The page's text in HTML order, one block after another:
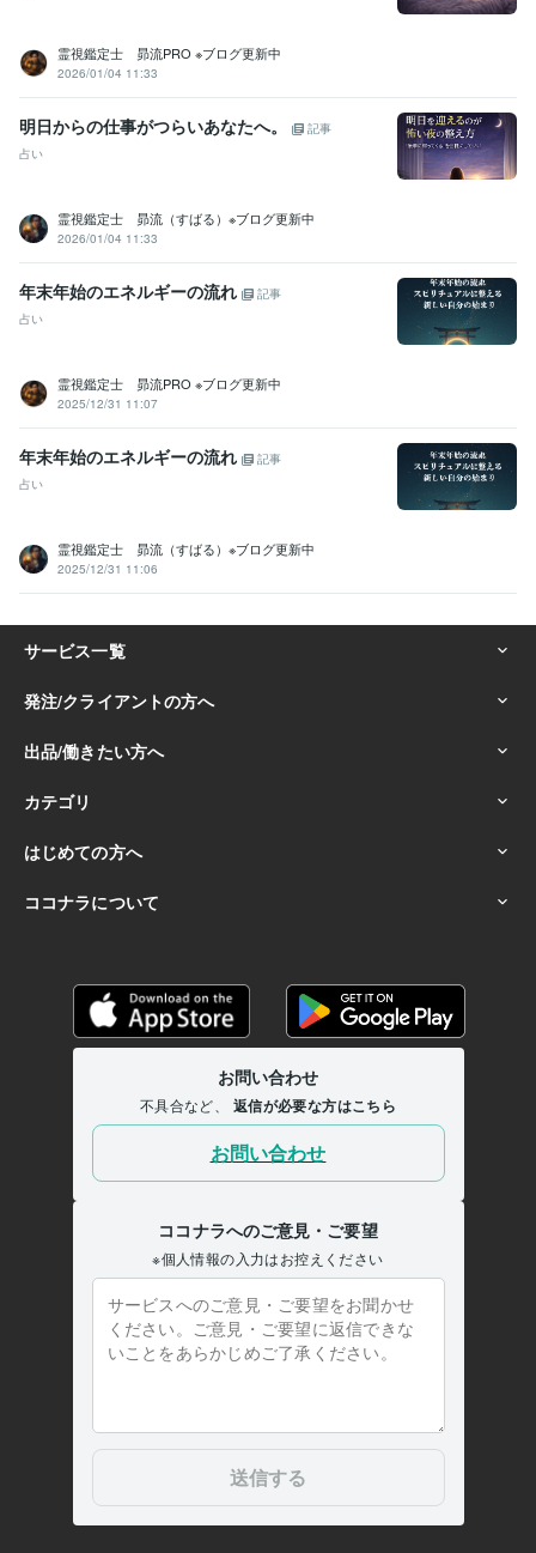
霊視鑑定士 昴流PRO ※ブログ更新中
2026/01/04 11:33
明日からの仕事がつらいあなたへ。
記事
占い
霊視鑑定士 昴流（すばる）※ブログ更新中
2026/01/04 11:33
年末年始のエネルギーの流れ
記事
占い
霊視鑑定士 昴流PRO ※ブログ更新中
2025/12/31 11:07
年末年始のエネルギーの流れ
記事
占い
霊視鑑定士 昴流（すばる）※ブログ更新中
2025/12/31 11:06